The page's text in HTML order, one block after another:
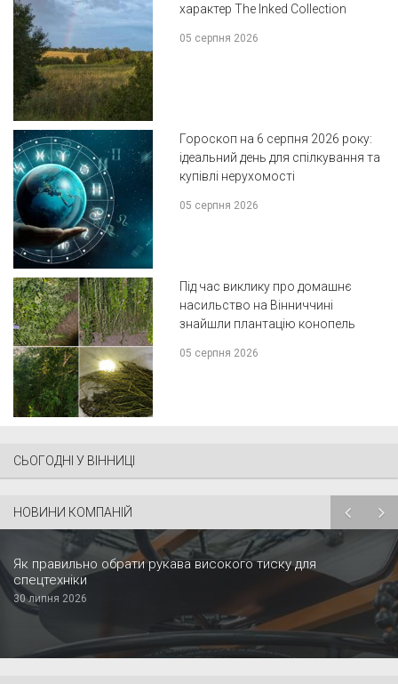
характер The Inked Collection
05 серпня 2026
Гороскоп на 6 серпня 2026 року:
ідеальний день для спілкування та
купівлі нерухомості
05 серпня 2026
Під час виклику про домашнє
насильство на Вінниччині
знайшли плантацію конопель
05 серпня 2026
СЬОГОДНІ У ВІННИЦІ
НОВИНИ КОМПАНІЙ
Як правильно обрати рукава високого тиску для
спецтехніки
30 липня 2026